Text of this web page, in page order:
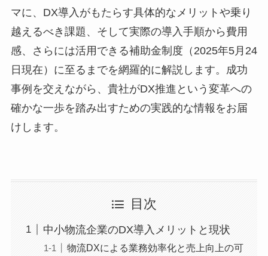
マに、DX導入がもたらす具体的なメリットや乗り
越えるべき課題、そして実際の導入手順から費用
感、さらには活用できる補助金制度（2025年5月24
日現在）に至るまでを網羅的に解説します。成功
事例を交えながら、貴社がDX推進という変革への
確かな一歩を踏み出すための実践的な情報をお届
けします。
目次
中小物流企業のDX導入メリットと現状
物流DXによる業務効率化と売上向上の可